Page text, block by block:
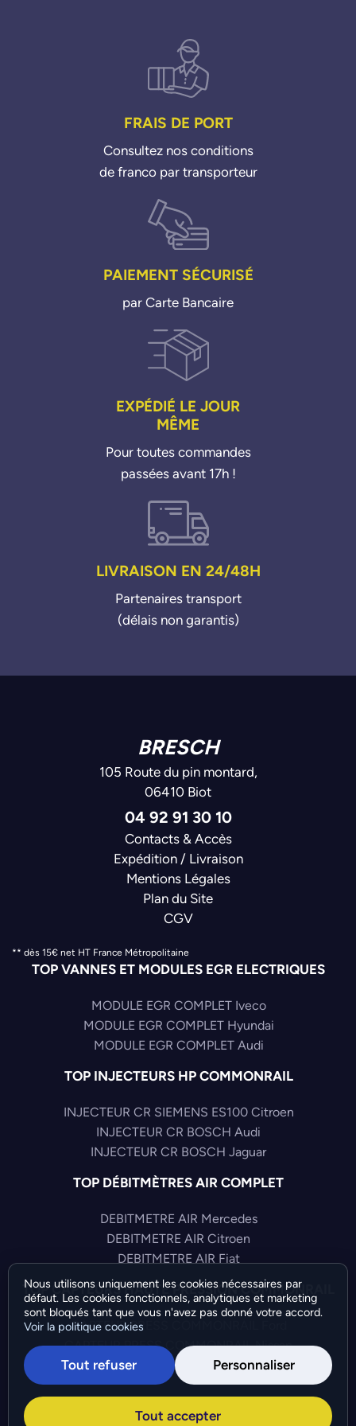
FRAIS DE PORT
Consultez nos conditions
de franco par transporteur
PAIEMENT SÉCURISÉ
par Carte Bancaire
EXPÉDIÉ LE JOUR
MÊME
Pour toutes commandes
passées avant 17h !
LIVRAISON EN 24/48H
Partenaires transport
(délais non garantis)
BRESCH
105 Route du pin montard,
06410 Biot
04 92 91 30 10
Contacts & Accès
Expédition / Livraison
Mentions Légales
Plan du Site
CGV
** dès 15€ net HT France Métropolitaine
TOP VANNES ET MODULES EGR ELECTRIQUES
MODULE EGR COMPLET Iveco
MODULE EGR COMPLET Hyundai
MODULE EGR COMPLET Audi
TOP INJECTEURS HP COMMONRAIL
INJECTEUR CR SIEMENS ES100 Citroen
INJECTEUR CR BOSCH Audi
INJECTEUR CR BOSCH Jaguar
TOP DÉBITMÈTRES AIR COMPLET
DEBITMETRE AIR Mercedes
DEBITMETRE AIR Citroen
DEBITMETRE AIR Fiat
TOP CAPTEURS HAUTE PRESSION COMMONRAIL
CAPTEUR PRESS COMMONRAIL Ford
CAPTEUR PRESS COMMONRAIL Nissan
CAPTEUR PRESS COMMONRAIL Toyota
©Bresch SAS - Copyright 2026 - Tous droits réservés -
Nous utilisons uniquement les cookies nécessaires par
défaut. Les cookies fonctionnels, analytiques et marketing
sont bloqués tant que vous n'avez pas donné votre accord.
Voir la politique cookies
Tout refuser Personnaliser
Tout accepter